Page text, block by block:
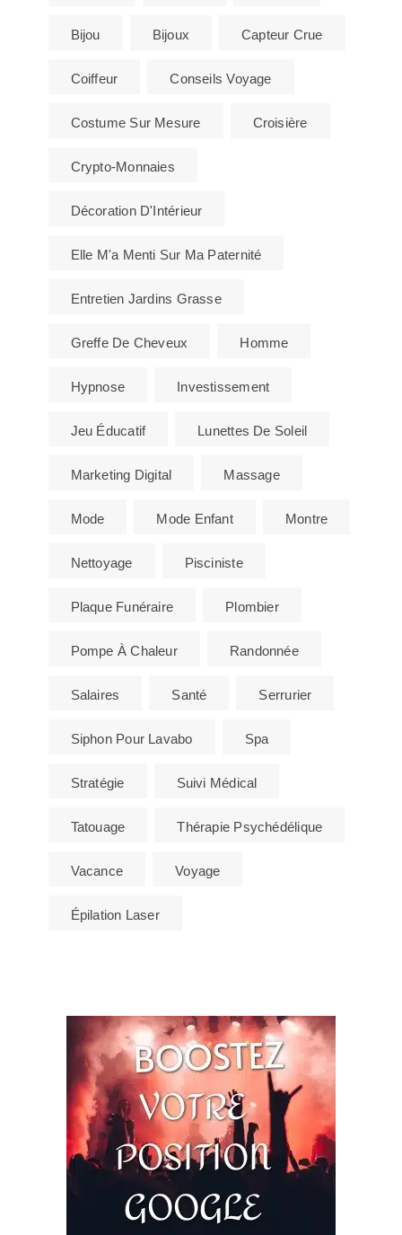
Bijou Bijoux Capteur Crue
Coiffeur Conseils Voyage
Costume Sur Mesure Croisière
Crypto-Monnaies
Décoration D'Intérieur
Elle M'a Menti Sur Ma Paternité
Entretien Jardins Grasse
Greffe De Cheveux Homme
Hypnose Investissement
Jeu Éducatif Lunettes De Soleil
Marketing Digital Massage
Mode Mode Enfant Montre
Nettoyage Pisciniste
Plaque Funéraire Plombier
Pompe À Chaleur Randonnée
Salaires Santé Serrurier
Siphon Pour Lavabo Spa
Stratégie Suivi Médical
Tatouage Thérapie Psychédélique
Vacance Voyage
Épilation Laser